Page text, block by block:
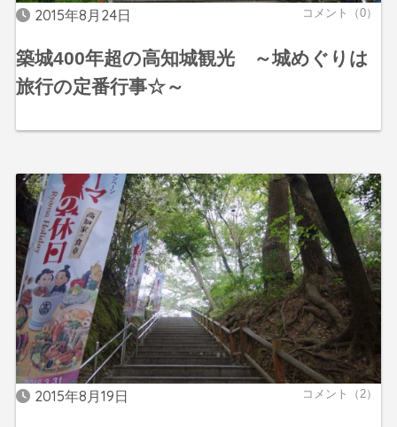
2015年8月24日 コメント（0）
築城400年超の高知城観光 ～城めぐりは
旅行の定番行事☆～
2015年8月19日 コメント（2）